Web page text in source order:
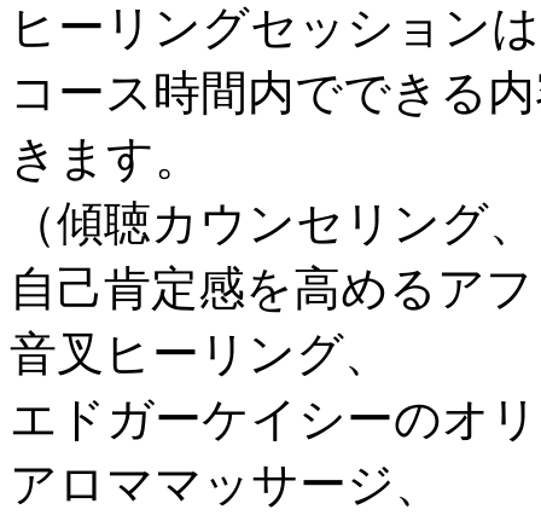
ヒーリングセッションは
コース時間内でできる
きます。
（傾聴カウンセリング
自己肯定感を高めるア
音叉ヒーリング、
エドガーケイシーのオ
アロママッサージ、